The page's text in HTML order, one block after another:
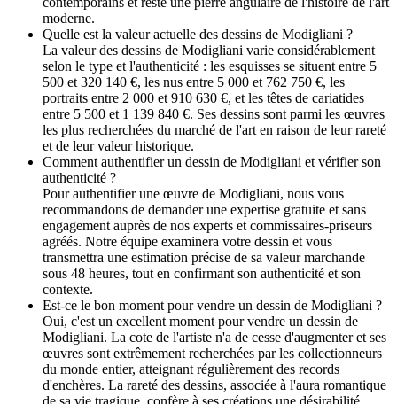
moderne.
Quelle est la valeur actuelle des dessins de Modigliani ?
La valeur des dessins de Modigliani varie considérablement
selon le type et l'authenticité : les esquisses se situent entre 5
500 et 320 140 €, les nus entre 5 000 et 762 750 €, les
portraits entre 2 000 et 910 630 €, et les têtes de cariatides
entre 5 500 et 1 139 840 €. Ses dessins sont parmi les œuvres
les plus recherchées du marché de l'art en raison de leur rareté
et de leur valeur historique.
Comment authentifier un dessin de Modigliani et vérifier son
authenticité ?
Pour authentifier une œuvre de Modigliani, nous vous
recommandons de demander une expertise gratuite et sans
engagement auprès de nos experts et commissaires-priseurs
agréés. Notre équipe examinera votre dessin et vous
transmettra une estimation précise de sa valeur marchande
sous 48 heures, tout en confirmant son authenticité et son
contexte.
Est-ce le bon moment pour vendre un dessin de Modigliani ?
Oui, c'est un excellent moment pour vendre un dessin de
Modigliani. La cote de l'artiste n'a de cesse d'augmenter et ses
œuvres sont extrêmement recherchées par les collectionneurs
du monde entier, atteignant régulièrement des records
d'enchères. La rareté des dessins, associée à l'aura romantique